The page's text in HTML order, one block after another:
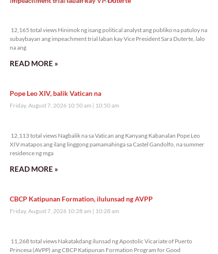
12,165 total views Hinimok ng isang political analyst ang publiko na patuloy na
subaybayan ang impeachment trial laban kay Vice President Sara Duterte, lalo
na ang
READ MORE »
Pope Leo XIV, balik Vatican na
Friday, August 7, 2026 10:50 am 10:50 am
12,113 total views Nagbalik na sa Vatican ang Kanyang Kabanalan Pope Leo
XIV matapos ang ilang linggong pamamahinga sa Castel Gandolfo, na summer
residence ng mga
READ MORE »
CBCP Katipunan Formation, ilulunsad ng AVPP
Friday, August 7, 2026 10:28 am 10:28 am
11,268 total views Nakatakdang ilunsad ng Apostolic Vicariate of Puerto
Princesa (AVPP) ang CBCP Katipunan Formation Program for Good